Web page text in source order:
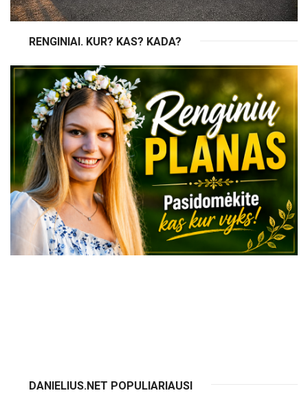
RENGINIAI. KUR? KAS? KADA?
DANIELIUS.NET POPULIARIAUSI